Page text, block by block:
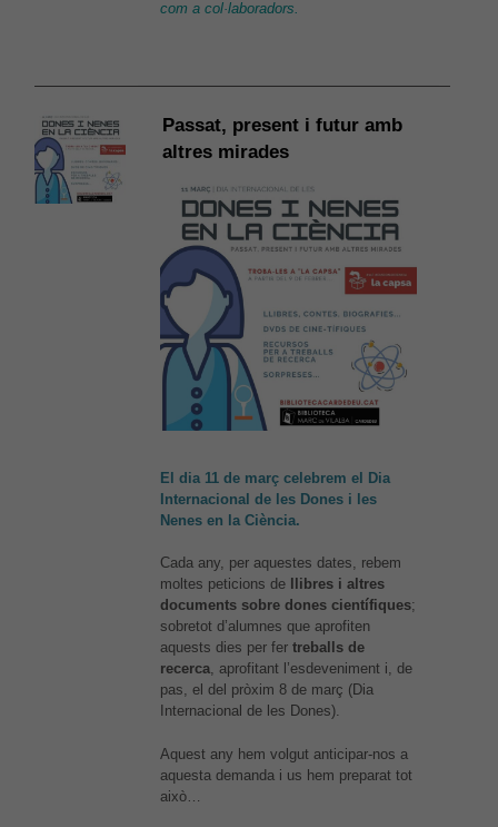
com a col·laboradors.
Passat, present i futur amb
altres mirades
El dia 11 de març celebrem el Dia
Internacional de les Dones i les
Nenes en la Ciència.
Cada any, per aquestes dates, rebem
moltes peticions de
llibres i altres
documents sobre dones científiques;
sobretot d’alumnes que aprofiten
aquests dies per fer treballs de
recerca, aprofitant l’esdeveniment i, de
pas, el del pròxim 8 de març (Dia
Internacional de les Dones).
Aquest any hem volgut anticipar-nos a
aquesta demanda i us hem preparat tot
això…